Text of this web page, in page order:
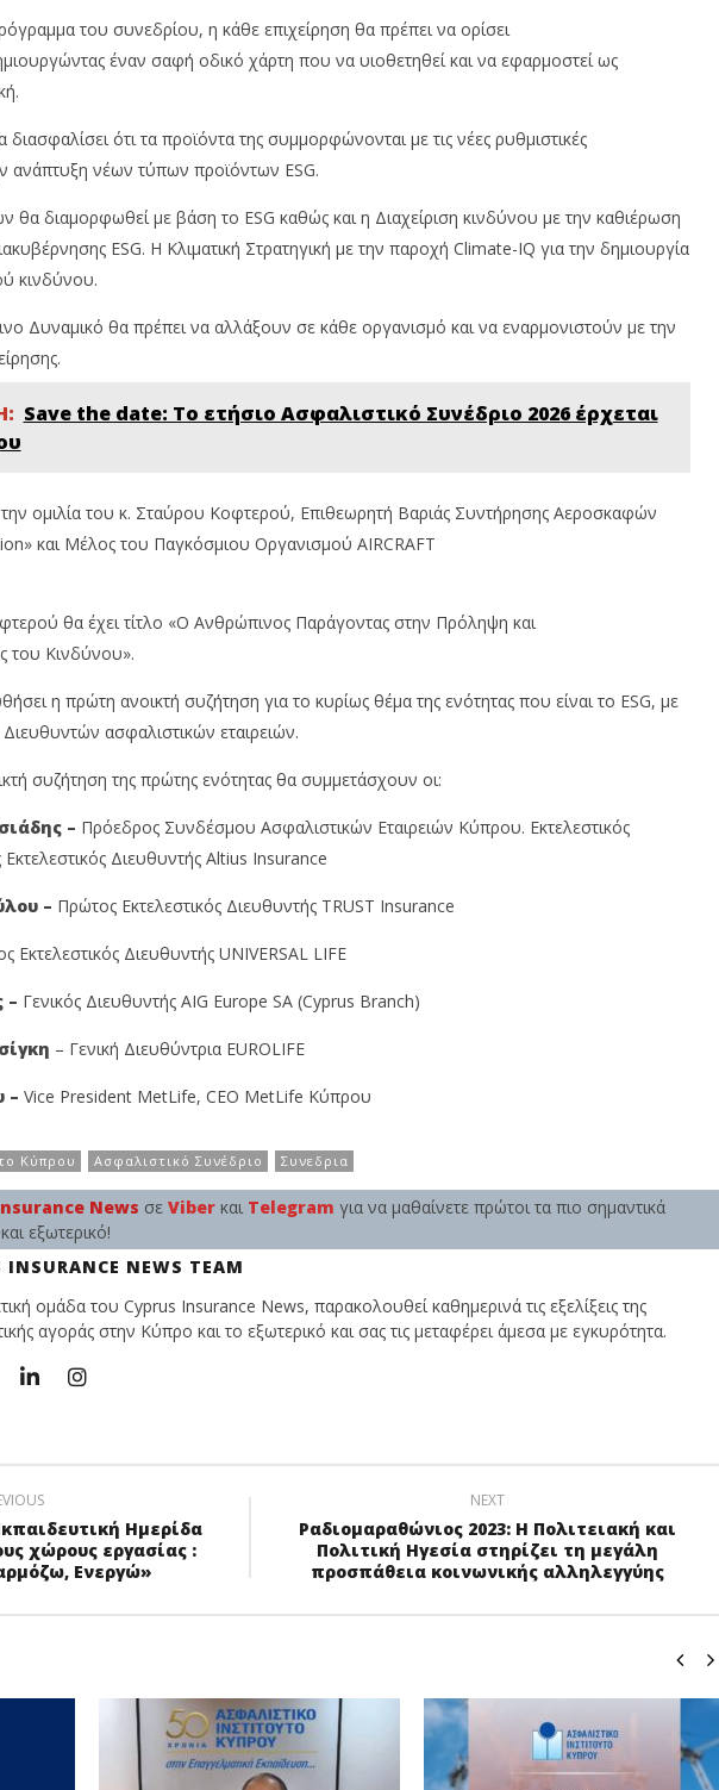
Team
News
του συνεδρίου, η κάθε επιχείρηση θα πρέπει να ορίσει
έναν σαφή οδικό χάρτη που να υιοθετηθεί και να εφαρμοστεί ως
ότι τα προϊόντα της συμμορφώνονται με τις νέες ρυθμιστικές
ανάπτυξη νέων τύπων προϊόντων ESG.
θα διαμορφωθεί με βάση το ESG καθώς και η Διαχείριση κινδύνου με την καθιέρωση
ESG. Η Κλιματική Στρατηγική με την παροχή Climate-IQ για την δημιουργία
κινδύνου.
Δυναμικό θα πρέπει να αλλάξουν σε κάθε οργανισμό και να εναρμονιστούν με την
Save the date: Το ετήσιο Ασφαλιστικό Συνέδριο 2026 έρχεται
την ομιλία του κ. Σταύρου Κοφτερού, Επιθεωρητή Βαριάς Συντήρησης Αεροσκαφών
και Μέλος του Παγκόσμιου Oργανισμού AIRCRAFT
θα έχει τίτλο «Ο Ανθρώπινος Παράγοντας στην Πρόληψη και
του Κινδύνου».
η πρώτη ανοικτή συζήτηση για το κυρίως θέμα της ενότητας που είναι το ESG, με
ασφαλιστικών εταιρειών.
συζήτηση της πρώτης ενότητας θα συμμετάσχουν οι:
– Πρόεδρος Συνδέσμου Ασφαλιστικών Εταιρειών Κύπρου. Εκτελεστικός
Διευθυντής Altius Insurance
– Πρώτος Εκτελεστικός Διευθυντής TRUST Insurance
Εκτελεστικός Διευθυντής UNIVERSAL LIFE
– Γενικός Διευθυντής AIG Europe SA (Cyprus Branch)
– Γενική Διευθύντρια EUROLIFE
– Vice President MetLife, CEO MetLife Κύπρου
Κύπρου Ασφαλιστικό Συνέδριο Συνεδρια
News σε Viberκαι Telegram για να μαθαίνετε πρώτοι τα πιο σημαντικά
εξωτερικό!
INSURANCE NEWS TEAM
ομάδα του Cyprus Insurance News, παρακολουθεί καθημερινά τις εξελίξεις της
αγοράς στην Κύπρο και το εξωτερικό και σας τις μεταφέρει άμεσα με εγκυρότητα.
Ημερίδα
χώρους εργασίας :
Ενεργώ»
NEXT
Ραδιομαραθώνιος 2023: Η Πολιτειακή και
Πολιτική Ηγεσία στηρίζει τη μεγάλη
προσπάθεια κοινωνικής αλληλεγγύης